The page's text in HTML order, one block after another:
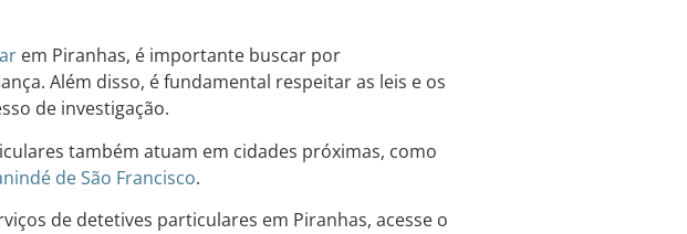
em Piranhas, é importante buscar por
Além disso, é fundamental respeitar as leis e os
de investigação.
também atuam em cidades próximas, como
de São Francisco.
de detetives particulares em Piranhas, acesse o